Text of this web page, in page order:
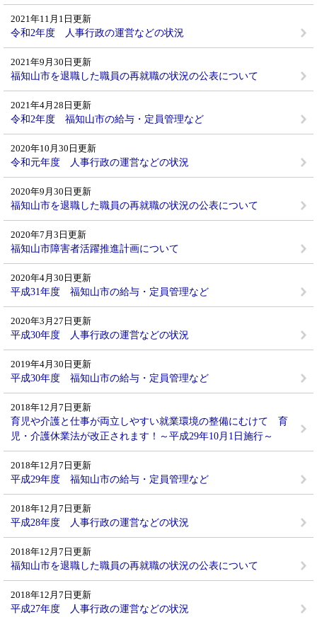
2021年11月1日更新
令和2年度 人事行政の運営などの状況
2021年9月30日更新
福知山市を退職した職員の再就職の状況の公表について
2021年4月28日更新
令和2年度 福知山市の給与・定員管理など
2020年10月30日更新
令和元年度 人事行政の運営などの状況
2020年9月30日更新
福知山市を退職した職員の再就職の状況の公表について
2020年7月3日更新
福知山市障害者活躍推進計画について
2020年4月30日更新
平成31年度 福知山市の給与・定員管理など
2020年3月27日更新
平成30年度 人事行政の運営などの状況
2019年4月30日更新
平成30年度 福知山市の給与・定員管理など
2018年12月7日更新
育児や介護と仕事が両立しやすい就業環境の整備にむけて 育
児・介護休業法が改正されます！～平成29年10月1日施行～
2018年12月7日更新
平成29年度 福知山市の給与・定員管理など
2018年12月7日更新
平成28年度 人事行政の運営などの状況
2018年12月7日更新
福知山市を退職した職員の再就職の状況の公表について
2018年12月7日更新
平成27年度 人事行政の運営などの状況